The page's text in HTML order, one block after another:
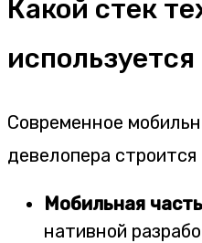
Какой стек
используется
Современное
девелопера
Мобильная
нативной